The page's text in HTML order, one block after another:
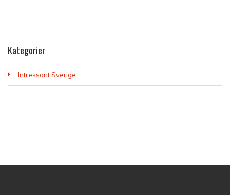
Kategorier
Intressant Sverige